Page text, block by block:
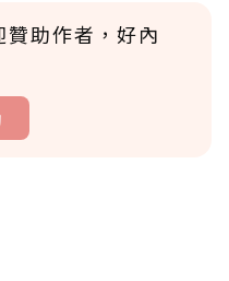
助作者，好內